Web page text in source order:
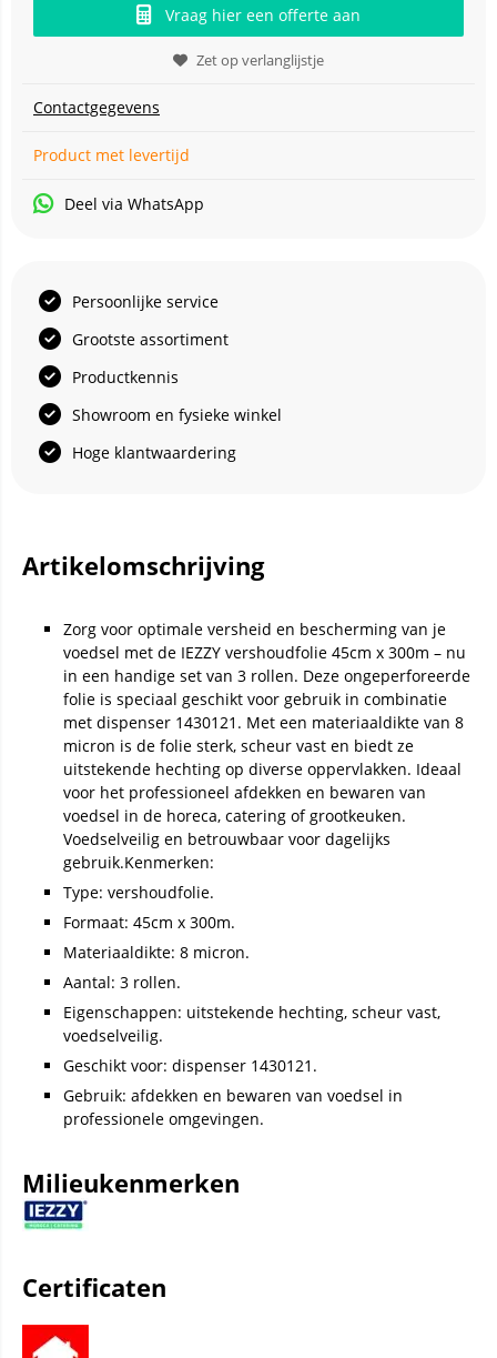
Vraag hier een offerte aan
Zet op verlanglijstje
Contactgegevens
Product met levertijd
Deel via WhatsApp
Persoonlijke service
Grootste assortiment
Productkennis
Showroom en fysieke winkel
Hoge klantwaardering
Artikelomschrijving
Zorg voor optimale versheid en bescherming van je
voedsel met de IEZZY vershoudfolie 45cm x 300m – nu
in een handige set van 3 rollen. Deze ongeperforeerde
folie is speciaal geschikt voor gebruik in combinatie
met dispenser 1430121. Met een materiaaldikte van 8
micron is de folie sterk, scheur vast en biedt ze
uitstekende hechting op diverse oppervlakken. Ideaal
voor het professioneel afdekken en bewaren van
voedsel in de horeca, catering of grootkeuken.
Voedselveilig en betrouwbaar voor dagelijks
gebruik.Kenmerken:
Type: vershoudfolie.
Formaat: 45cm x 300m.
Materiaaldikte: 8 micron.
Aantal: 3 rollen.
Eigenschappen: uitstekende hechting, scheur vast,
voedselveilig.
Geschikt voor: dispenser 1430121.
Gebruik: afdekken en bewaren van voedsel in
professionele omgevingen.
Milieukenmerken
Certificaten